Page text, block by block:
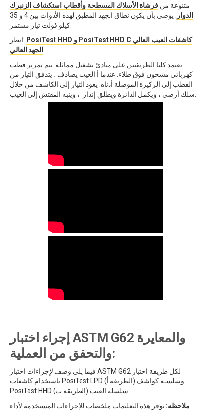
متنوعة من فرشاة الأسلاك المسطحة وأقطاب استكشاف الزنبرك
الدوار
. يوصى بأن يكون نطاق الجهد المطبق لهذه الأدوات بين 4 و 35
انظر: PosiTest HHD و PosiTest HHD C كاشفات العيب العالي
الجهد العالي
تعتمد كلتا الطريقتين على مبادئ تشغيل مماثلة. يتم تمرير قطب
كهربائي مشحون فوق طلاء. عندما أ العيب يصادف ، يتدفق التيار من
القطب إلى الركيزة الموصلة أدناه. يعود التيار إلى الكاشف من خلال
إجراء اختبار ASTM G62 والمعايرة
والتحقق من العملية:
فيما يلي وصف لإجراءات اختبار ASTM G62 لكل طريقة اختبار
باستخدام كاشفات PosiTest LPD (الطريقة أ) وسلسلة كواشف
ملاحظه: توفر هذه التعليمات ملخصات للإجراءات المستخدمة لأداء